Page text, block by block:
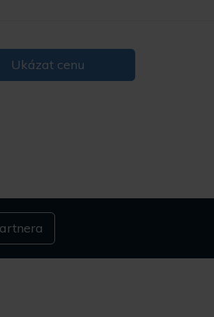
Ukázat cenu